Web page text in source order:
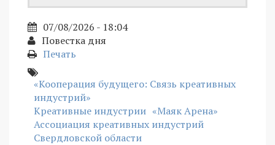
07/08/2026 - 18:04
Повестка дня
Печать
«Кооперация будущего: Связь креативных
индустрий»
Креативные индустрии «Маяк Арена»
Ассоциация креативных индустрий
Свердловской области